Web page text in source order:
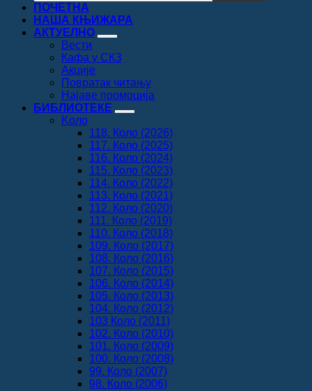
ПОЧЕТНА
НАША КЊИЖАРА
АКТУЕЛНО
Вести
Кафа у СКЗ
Акције
Повратак читању
Најаве промоција
БИБЛИОТЕКЕ
Koло
118. Коло (2026)
117. Коло (2025)
116. Коло (2024)
115. Коло (2023)
114. Коло (2022)
113. Коло (2021)
112. Коло (2020)
111. Коло (2019)
110. Коло (2018)
109. Коло (2017)
108. Коло (2016)
107. Коло (2015)
106. Коло (2014)
105. Коло (2013)
104. Коло (2012)
103 Коло (2011)
102. Коло (2010)
101. Коло (2009)
100. Коло (2008)
99. Коло (2007)
98. Коло (2006)